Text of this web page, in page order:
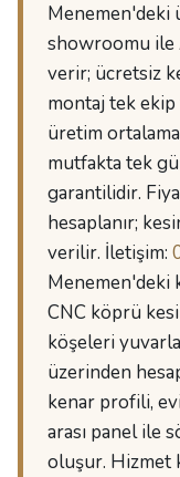
Menemen'deki
showroomu ile
verir; ücretsiz
montaj tek ekip
üretim
mutfakta tek
garantilidir.
hesaplanır;
verilir. İletişim:
Menemen'deki
CNC köprü
köşeleri
üzerinden
kenar profili,
arası panel ile
oluşur. Hizmet